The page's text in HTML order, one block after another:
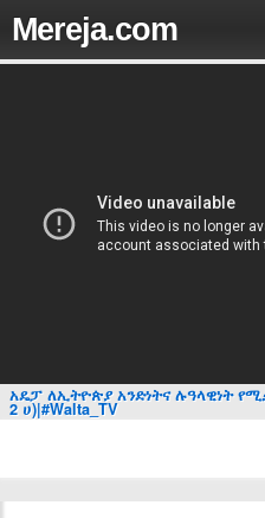
Mereja.com
አዴፓ ለኢትዮጵያ አንድነትና ሉዓላዊነት
2 ሀ)|#Walta_TV